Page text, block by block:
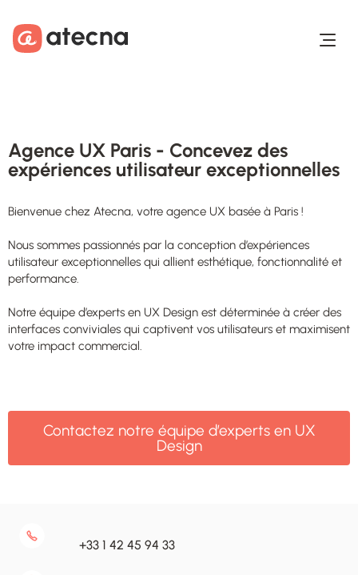
Agence UX Paris - Concevez des
expériences utilisateur exceptionnelles
Bienvenue chez Atecna, votre agence UX basée à Paris !
Nous sommes passionnés par la conception d’expériences
utilisateur exceptionnelles qui allient esthétique, fonctionnalité et
performance.
Notre équipe d’experts en UX Design est déterminée à créer des
interfaces conviviales qui captivent vos utilisateurs et maximisent
votre impact commercial.
Contactez notre équipe d’experts en UX
Design
+33 1 42 45 94 33